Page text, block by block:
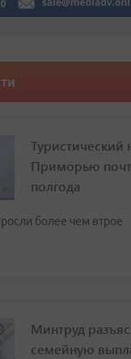
Туристический
Приморью
полгода
более чем втрое
Минтруд
семейную